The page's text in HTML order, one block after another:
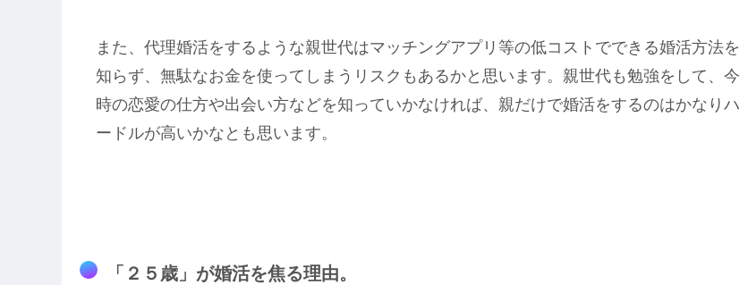
また、代理婚活をするような親世代はマッチングアプリ等の低コストでできる婚活方法を
知らず、無駄なお金を使ってしまうリスクもあるかと思います。親世代も勉強をして、今
時の恋愛の仕方や出会い方などを知っていかなければ、親だけで婚活をするのはかなりハ
ードルが高いかなとも思います。
「２５歳」が婚活を焦る理由。